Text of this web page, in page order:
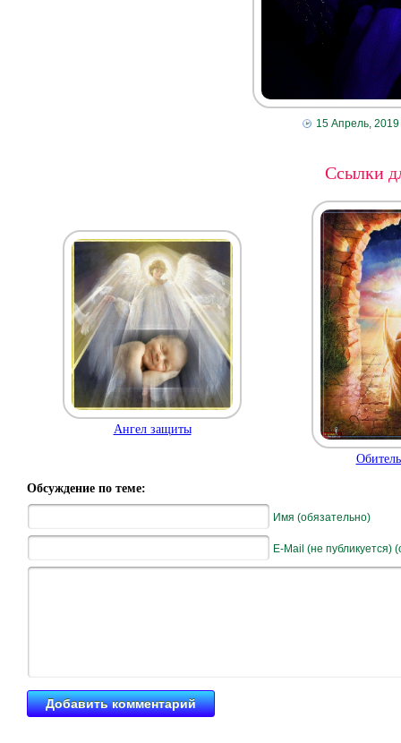
15 Апрель, 2019
Ссылки
Ангел защиты
Обсуждение по теме:
Имя (обязательно)
E-Mail (не публикуется)